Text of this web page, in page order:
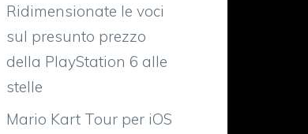
Ridimensionate le voci
sul presunto prezzo
della PlayStation 6 alle
stelle
Mario Kart Tour per iOS